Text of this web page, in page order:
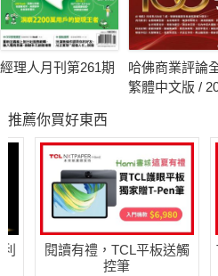
經理人月刊第261期
哈佛商業評論
繁體中文版 /
推薦你買好東西
閱讀有禮，TCL平板送觸
控筆